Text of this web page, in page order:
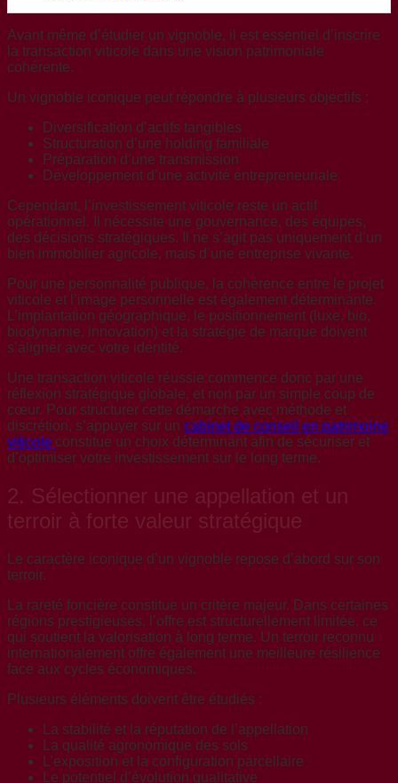
Avant même d’étudier un vignoble, il est essentiel d’inscrire
la transaction viticole dans une vision patrimoniale
cohérente.
Un vignoble iconique peut répondre à plusieurs objectifs :
Diversification d’actifs tangibles
Structuration d’une holding familiale
Préparation d’une transmission
Développement d’une activité entrepreneuriale
Cependant, l’investissement viticole reste un actif
opérationnel. Il nécessite une gouvernance, des équipes,
des décisions stratégiques. Il ne s’agit pas uniquement d’un
bien immobilier agricole, mais d’une entreprise vivante.
Pour une personnalité publique, la cohérence entre le projet
viticole et l’image personnelle est également déterminante.
L’implantation géographique, le positionnement (luxe, bio,
biodynamie, innovation) et la stratégie de marque doivent
s’aligner avec votre identité.
Une transaction viticole réussie commence donc par une
réflexion stratégique globale, et non par un simple coup de
cœur. Pour structurer cette démarche avec méthode et
discrétion, s’appuyer sur un cabinet de conseil en patrimoine
viticole constitue un choix déterminant afin de sécuriser et
d’optimiser votre investissement sur le long terme.
2. Sélectionner une appellation et un
terroir à forte valeur stratégique
Le caractère iconique d’un vignoble repose d’abord sur son
terroir.
La rareté foncière constitue un critère majeur. Dans certaines
régions prestigieuses, l’offre est structurellement limitée, ce
qui soutient la valorisation à long terme. Un terroir reconnu
internationalement offre également une meilleure résilience
face aux cycles économiques.
Plusieurs éléments doivent être étudiés :
La stabilité et la réputation de l’appellation
La qualité agronomique des sols
L’exposition et la configuration parcellaire
Le potentiel d’évolution qualitative